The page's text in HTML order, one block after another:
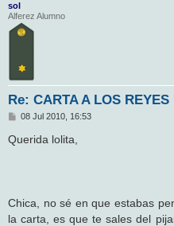
sol
Alferez Alumno
Re: CARTA A LOS
M
n
s
08 Jul 2010, 16:53
Querida lolita,
Chica, no sé en que estabas
la carta, es que te sales del